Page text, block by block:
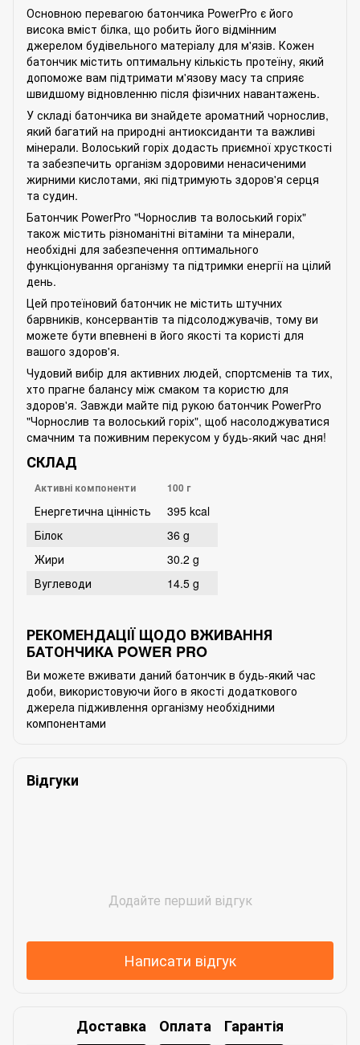
Основною перевагою батончика PowerPro є його
висока вміст білка, що робить його відмінним
джерелом будівельного матеріалу для м'язів. Кожен
батончик містить оптимальну кількість протеїну, який
допоможе вам підтримати м'язову масу та сприяє
швидшому відновленню після фізичних навантажень.
У складі батончика ви знайдете ароматний чорнослив,
який багатий на природні антиоксиданти та важливі
мінерали. Волоський горіх додасть приємної хрусткості
та забезпечить організм здоровими ненасиченими
жирними кислотами, які підтримують здоров'я серця
та судин.
Батончик PowerPro "Чорнослив та волоський горіх"
також містить різноманітні вітаміни та мінерали,
необхідні для забезпечення оптимального
функціонування організму та підтримки енергії на цілий
день.
Цей протеїновий батончик не містить штучних
барвників, консервантів та підсолоджувачів, тому ви
можете бути впевнені в його якості та користі для
вашого здоров'я.
Чудовий вибір для активних людей, спортсменів та тих,
хто прагне балансу між смаком та користю для
здоров'я. Завжди майте під рукою батончик PowerPro
"Чорнослив та волоський горіх", щоб насолоджуватися
смачним та поживним перекусом у будь-який час дня!
СКЛАД
Активні компоненти 100 г
Енергетична цінність
395 kcal
Білок
36 g
Жири
30.2 g
Вуглеводи
14.5 g
РЕКОМЕНДАЦІЇ ЩОДО ВЖИВАННЯ
БАТОНЧИКА POWER PRO
Ви можете вживати даний батончик в будь-який час
доби, використовуючи його в якості додаткового
джерела підживлення організму необхідними
компонентами
Відгуки
Додайте перший відгук
Написати відгук
Доставка Оплата Гарантія